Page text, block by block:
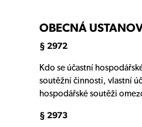
OBECNÁ
§ 2972
Kdo se účastní
soutěžní činnosti, vlastní
hospodářské soutěži
§ 2973
CENÍK
BLOG
Odborné články, rady
Proč zvolit naše služby